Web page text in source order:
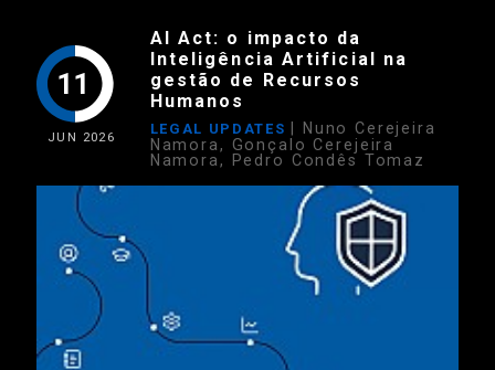
11
JUN 2026
AI Act: o impacto da
Inteligência Artificial na
gestão de Recursos
Humanos
LEGAL UPDATES | Nuno Cerejeira
Namora, Gonçalo Cerejeira
Namora, Pedro Condês Tomaz